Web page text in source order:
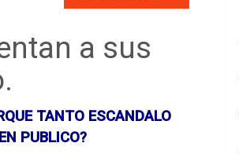
a sus
TANTO ESCANDALO
PUBLICO?